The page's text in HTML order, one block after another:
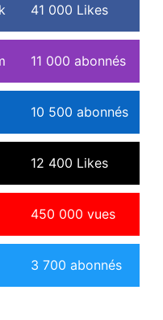
41 000 Likes
11 000 abonnés
10 500 abonnés
12 400 Likes
450 000 vues
3 700 abonnés